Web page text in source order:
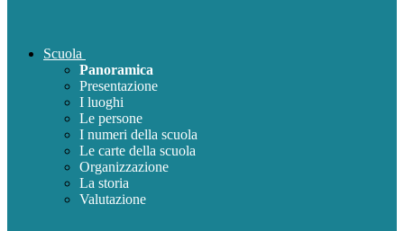
Scuola
Panoramica
Presentazione
I luoghi
Le persone
I numeri della scuola
Le carte della scuola
Organizzazione
La storia
Valutazione